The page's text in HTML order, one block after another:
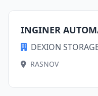
INGINER
DEXION
RASNOV